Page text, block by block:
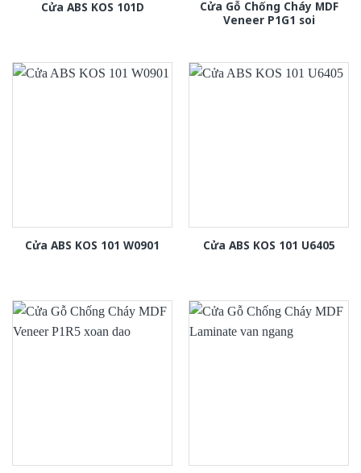
Cửa ABS KOS 101D
Cửa Gỗ Chống Cháy MDF
Veneer P1G1 soi
Cửa ABS KOS 101 W0901 Cửa ABS KOS 101 U6405